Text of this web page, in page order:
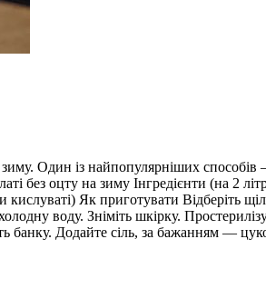
Один із найпопулярніших способів
без оцту на зиму Інгредієнти (на 2
Як приготувати Відберіть
воду. Зніміть шкірку.
Додайте сіль, за бажанням —